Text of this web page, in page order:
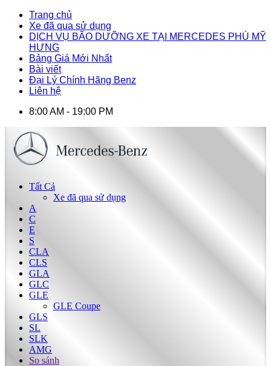
Trang chủ
Xe đã qua sử dụng
DỊCH VỤ BÃO DƯỠNG XE TẠI MERCEDES PHÚ MỸ
HƯNG
Bảng Giá Mới Nhất
Bài viết
Đại Lý Chính Hãng Benz
Liên hệ
8:00 AM - 19:00 PM
Tất Cả
Xe đã qua sử dụng
A
C
E
S
CLA
CLS
GLA
GLC
GLE
GLE Coupe
GLS
SL
SLK
AMG
So sánh